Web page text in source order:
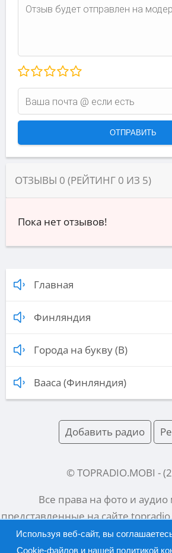
ОТЗЫВЫ 0 (РЕЙТИНГ 0 ИЗ 5)
Пока нет отзывов!
Главная
Финляндия
Города на букву (В)
Вааса (Финляндия)
Добавить радио
© TOPRADIO.MOBI - (
Все права на фото и
представленные на сайте
их законным
Используя веб-сайт, вы
Cookie-файлов и нашей политикой